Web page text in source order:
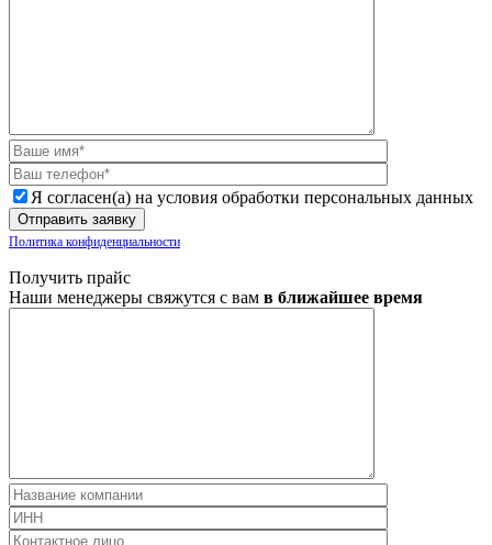
Я согласен(а) на условия обработки персональных данных
Политика конфиденциальности
Получить прайс
Наши менеджеры свяжутся с вам в ближайшее время